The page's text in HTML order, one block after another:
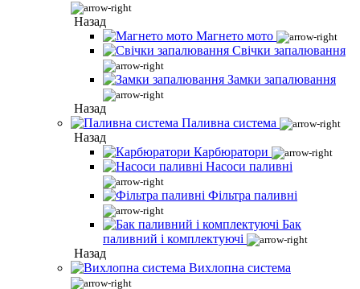
Назад
Магнето мото
Свічки запалювання
Замки запалювання
Назад
Паливна система
Назад
Карбюратори
Насоси паливні
Фільтра паливні
Бак
паливний і комплектуючі
Назад
Вихлопна система